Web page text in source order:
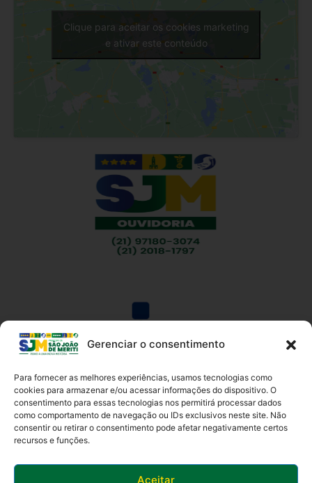
Gerenciar o consentimento
Para fornecer as melhores experiências, usamos tecnologias como
cookies para armazenar e/ou acessar informações do dispositivo. O
consentimento para essas tecnologias nos permitirá processar dados
como comportamento de navegação ou IDs exclusivos neste site. Não
consentir ou retirar o consentimento pode afetar negativamente certos
recursos e funções.
Aceitar
Clique para aceitar os cookies marketing
e ativar este conteúdo
Av. Presidente Lincoln, 899 – Jardim Meriti
São João de Meriti – RJ CEP
25555-201
Horário de funcionamento: 8:30h às 17:30h